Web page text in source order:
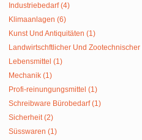
Industriebedarf (4)
Klimaanlagen (6)
Kunst Und Antiquitäten (1)
Landwirtschftlicher Und Zootechnischer
Lebensmittel (1)
Mechanik (1)
Profi-reinungungsmittel (1)
Schreibware Bürobedarf (1)
Sicherheit (2)
Süsswaren (1)